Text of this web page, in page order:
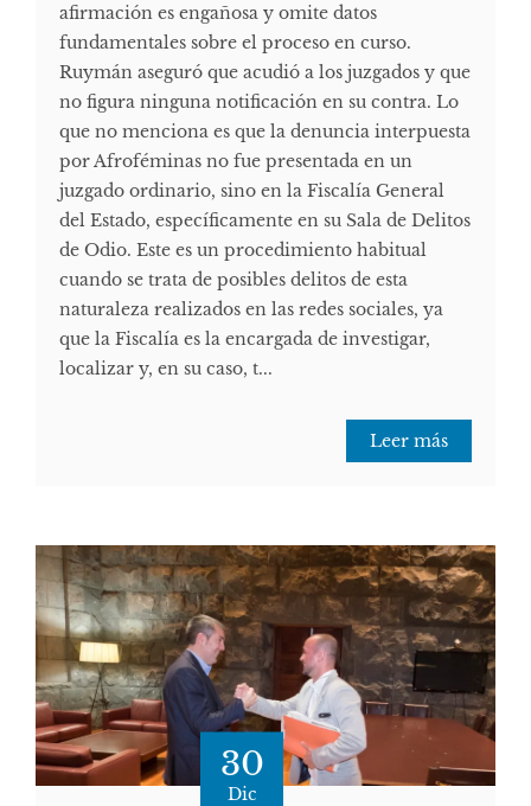
afirmación es engañosa y omite datos
fundamentales sobre el proceso en curso.
Ruymán aseguró que acudió a los juzgados y que
no figura ninguna notificación en su contra. Lo
que no menciona es que la denuncia interpuesta
por Afroféminas no fue presentada en un
juzgado ordinario, sino en la Fiscalía General
del Estado, específicamente en su Sala de Delitos
de Odio. Este es un procedimiento habitual
cuando se trata de posibles delitos de esta
naturaleza realizados en las redes sociales, ya
que la Fiscalía es la encargada de investigar,
localizar y, en su caso, t...
Leer más
30
Dic